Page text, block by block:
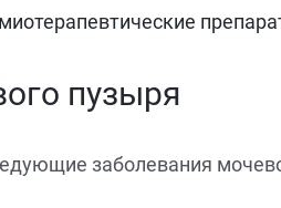
пузыря
заболевания